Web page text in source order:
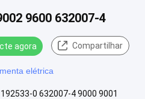
9600 632007-4
agora Compartilhar
elétrica
0 632007-4 9000 9001